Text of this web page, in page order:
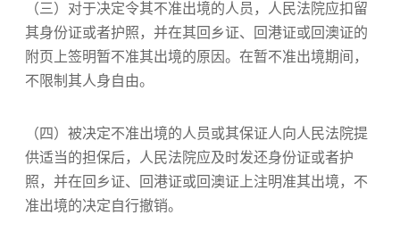
（三）对于决定令其不准出境的人员，人民法院应扣留
其身份证或者护照，并在其回乡证、回港证或回澳证的
附页上签明暂不准其出境的原因。在暂不准出境期间，
不限制其人身自由。
（四）被决定不准出境的人员或其保证人向人民法院提
供适当的担保后，人民法院应及时发还身份证或者护
照，并在回乡证、回港证或回澳证上注明准其出境，不
准出境的决定自行撤销。